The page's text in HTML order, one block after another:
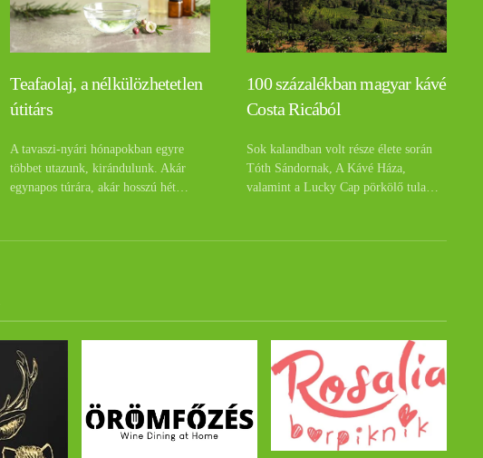
Teafaolaj, a nélkülözhetetlen
útitárs
A tavaszi-nyári hónapokban egyre
többet utazunk, kirándulunk. Akár
egynapos túrára, akár hosszú hét…
100 százalékban magyar kávé
Costa Ricából
Sok kalandban volt része élete során
Tóth Sándornak, A Kávé Háza,
valamint a Lucky Cap pörkölő tula…